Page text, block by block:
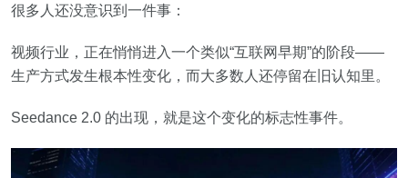
很多人还没意识到一件事：
视频行业，正在悄悄进入一个类似“互联网早期”的阶段——
生产方式发生根本性变化，而大多数人还停留在旧认知里。
Seedance 2.0 的出现，就是这个变化的标志性事件。